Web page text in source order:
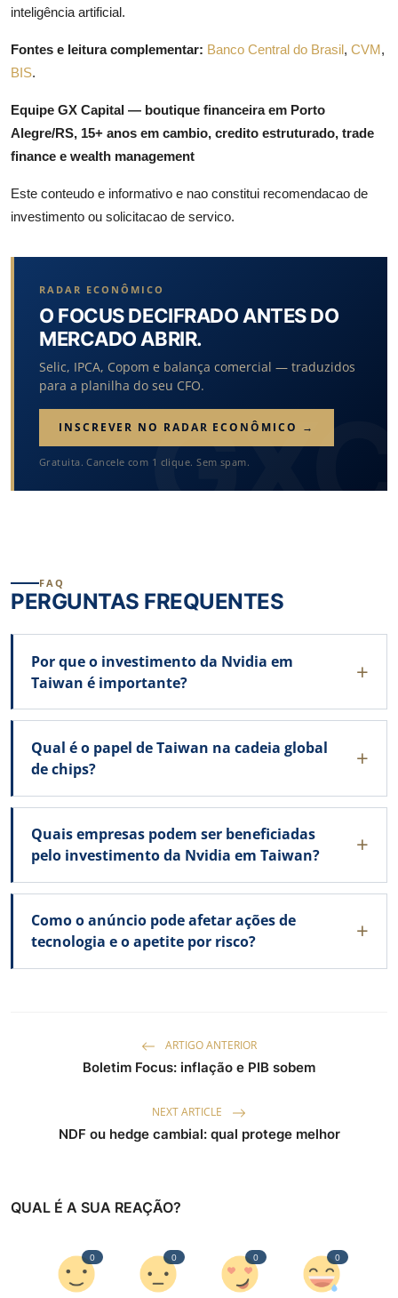
inteligência artificial.
Fontes e leitura complementar: Banco Central do Brasil, CVM,
BIS.
Equipe GX Capital — boutique financeira em Porto
Alegre/RS, 15+ anos em cambio, credito estruturado, trade
finance e wealth management
Este conteudo e informativo e nao constitui recomendacao de
investimento ou solicitacao de servico.
RADAR ECONÔMICO
O FOCUS DECIFRADO ANTES DO
MERCADO ABRIR.
Selic, IPCA, Copom e balança comercial — traduzidos
para a planilha do seu CFO.
INSCREVER NO RADAR ECONÔMICO →
Gratuita. Cancele com 1 clique. Sem spam.
FAQ
PERGUNTAS FREQUENTES
Por que o investimento da Nvidia em
Taiwan é importante?
Qual é o papel de Taiwan na cadeia global
de chips?
Quais empresas podem ser beneficiadas
pelo investimento da Nvidia em Taiwan?
Como o anúncio pode afetar ações de
tecnologia e o apetite por risco?
ARTIGO ANTERIOR
Boletim Focus: inflação e PIB sobem
NEXT ARTICLE
NDF ou hedge cambial: qual protege melhor
QUAL É A SUA REAÇÃO?
0 0 0 0